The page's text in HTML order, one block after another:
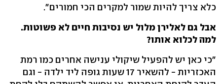
כלא צריך להיות שמור למקרים הכי חמורים".
אבל גם לאלירן מלול יש נסיבות חיים לא פשוטות.
למה לכלוא אותו?
"כי כאן יש להפעיל שיקולי ענישה אחרים כמו רמת
האכזריות - להשאיר 17 שעות גופה ליד ילדה - וגם